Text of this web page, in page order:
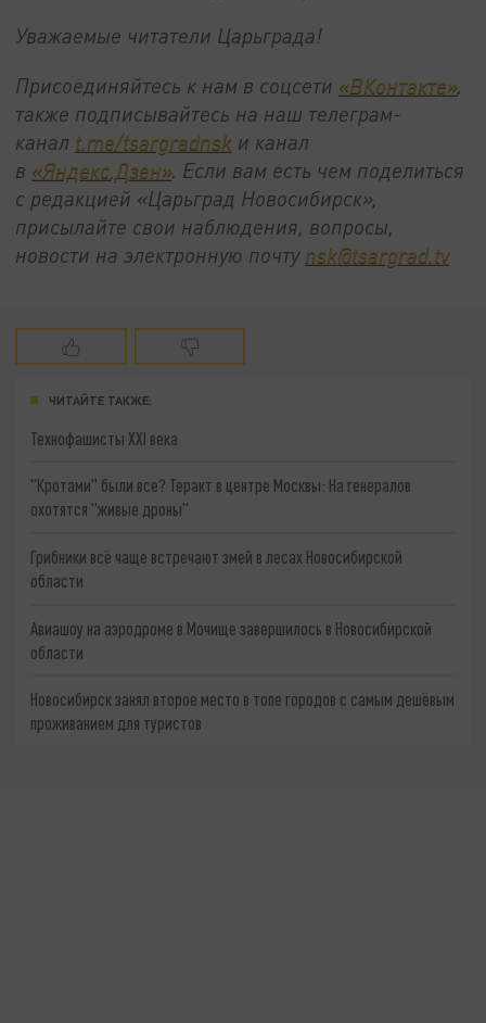
Уважаемые читатели Царьграда!
Присоединяйтесь к нам в соцсети «ВКонтакте»,
также подписывайтесь на наш телеграм-
канал t.me/tsargradnsk и канал
в «Яндекс.Дзен». Если вам есть чем поделиться
с редакцией «Царьград Новосибирск»,
присылайте свои наблюдения, вопросы,
новости на электронную почту nsk@tsargrad.tv
ЧИТАЙТЕ ТАКЖЕ:
Технофашисты XXI века
"Кротами" были все? Теракт в центре Москвы: На генералов
охотятся "живые дроны"
Грибники всё чаще встречают змей в лесах Новосибирской
области
Авиашоу на аэродроме в Мочище завершилось в Новосибирской
области
Новосибирск занял второе место в топе городов с самым дешёвым
проживанием для туристов